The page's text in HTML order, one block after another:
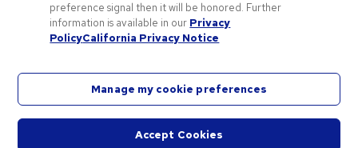
Propagační kódy a kupóny
Logo - co a jak
©2026National Pen Company. Všechna práva vyhrazena. Pens.com a logo jsou obchodní
známky společnosti National Pen Company. Veškeré ostatní obchodní známky jsou
preference signal then it will be honored. Further
information is available in our Privacy
PolicyCalifornia Privacy Notice
Manage my cookie preferences
Accept Cookies